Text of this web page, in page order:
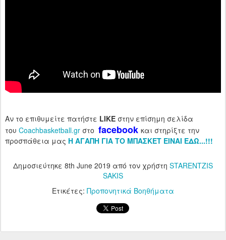
Αν το επιθυμείτε πατήστε LIKE στην επίσημη σελίδα
του Coachbasketball.gr στο facebook και στηρίξτε την
προσπάθεια μας H ΑΓΑΠΗ ΓΙΑ ΤΟ ΜΠΑΣΚΕΤ ΕΙΝΑΙ ΕΔΩ...!!!
Δημοσιεύτηκε 8th June 2019 από τον χρήστη STARENTZIS
SAKIS
Ετικέτες: Προπονητικά Βοηθήματα